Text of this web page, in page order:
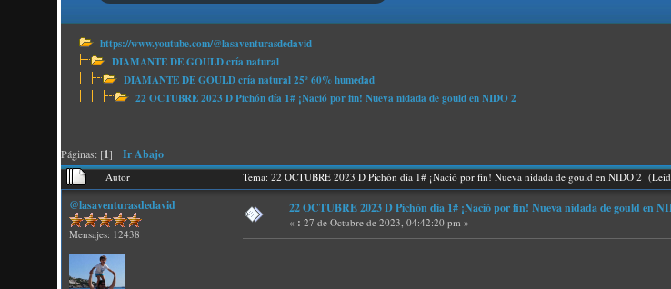
https://www.youtube.com/@lasaventurasdedavid
DIAMANTE DE GOULD cría natural
DIAMANTE DE GOULD cría natural 25º 60% humedad
22 OCTUBRE 2023 D Pichón día 1# ¡Nació por fin! Nueva nidada de gould en NIDO 2
Páginas: [1]Ir Abajo
Autor Tema: 22 OCTUBRE 2023 D Pichón día 1# ¡Nació por fin! Nueva nidada de gould en NIDO 2
@lasaventurasdedavid
Mensajes: 12438
22 OCTUBRE 2023 D Pichón día 1# ¡Nació por fin! Nueva nidada de gould en
« : 27 de Octubre de 2023, 04:42:20 pm »